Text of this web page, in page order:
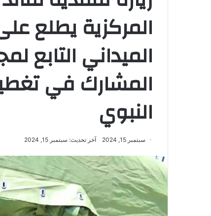
المركزية يطلع
المشارك في
النبوي
سبتمبر 15, 2024 آخر تحديث: سبتمبر 15, 2024